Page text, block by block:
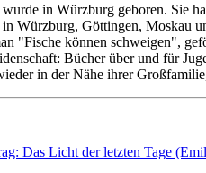
in Würzburg geboren. Sie
Würzburg, Göttingen, Moskau
"Fische können schweigen",
Bücher über und für
in der Nähe ihrer
Das Licht der letzten Tage